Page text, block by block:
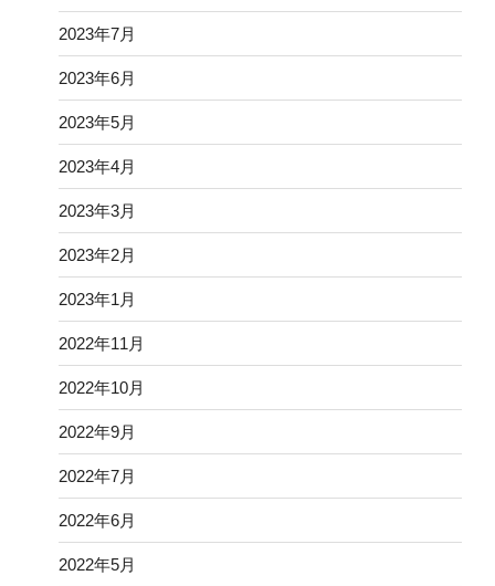
2023年7月
2023年6月
2023年5月
2023年4月
2023年3月
2023年2月
2023年1月
2022年11月
2022年10月
2022年9月
2022年7月
2022年6月
2022年5月